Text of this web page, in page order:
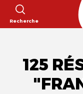
Recherche
125